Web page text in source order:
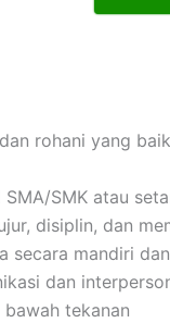
rohani yang baik
SMK atau
disiplin, dan
secara mandiri
dan
tekanan